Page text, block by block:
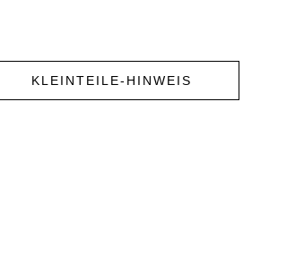
KLEINTEILE-HINWEIS